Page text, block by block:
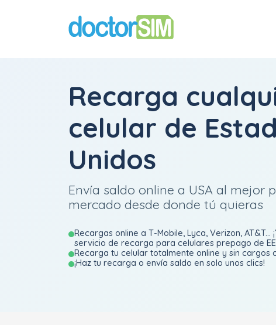
Recarga
celular de
Unidos
Envía saldo online a USA al mejor
mercado desde donde tú quieras
Recargas online a T-Mobile, Lyca, Verizon, AT&T...
servicio de recarga para celulares prepago de
Recarga tu celular totalmente online y sin cargos
¡Haz tu recarga o envía saldo en solo unos clics!